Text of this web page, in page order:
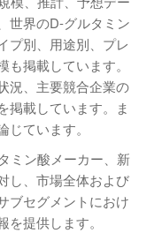
世界のD-グルタミン
プ別、用途別、プレ
掲載しています。
況、主要競合企業の
掲載しています。ま
ています。
ミン酸メーカー、新
し、市場全体および
ブセグメントにおけ
提供します。